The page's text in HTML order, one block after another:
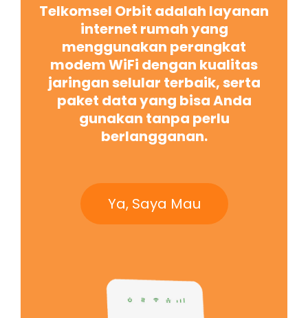
Telkomsel Orbit adalah layanan
internet rumah yang
menggunakan perangkat
modem WiFi dengan kualitas
jaringan selular terbaik, serta
paket data yang bisa Anda
gunakan tanpa perlu
berlangganan.
Ya, Saya Mau